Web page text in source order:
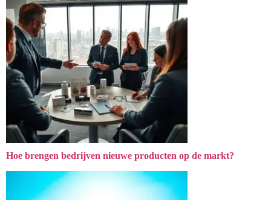
Welke monitor is geschikt voor zakelijk gebruik?